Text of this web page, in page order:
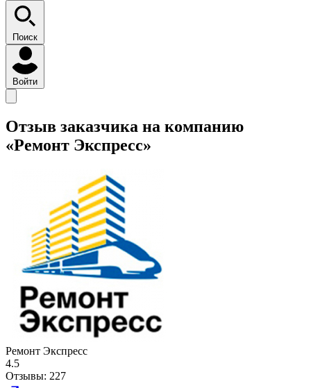
Поиск
Войти
Отзыв заказчика на компанию
«Ремонт Экспресс»
Ремонт Экспресс
4.5
Отзывы: 227